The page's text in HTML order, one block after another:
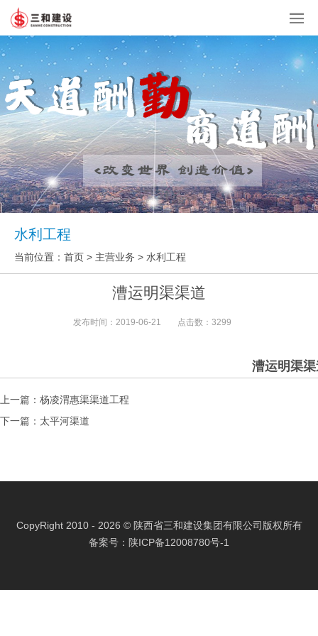
水利工程
当前位置： 首页 > 主营业务 > 水利工程
漕运明渠渠道
发布时间： 2019-06-21 点击数： 3299
漕运明渠
上一篇： 杨凌渭惠渠渠道工程
下一篇： 太平河渠道
CopyRight 2010 - 2026 © 陕西省三和建设集团有限公司版权所有
备案号： 陕ICP备12008780号-1